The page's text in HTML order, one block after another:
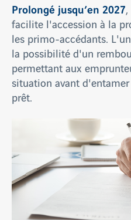
Prolongé jusqu’en 2027
facilite l'accession à la
les primo-accédants.
la possibilité d'un
permettant aux
situation avant
prêt.